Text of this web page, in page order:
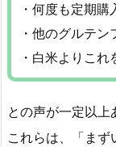
・何度も定期購
・他のグルテ
・白米よりこれ
との声が一定以上
これらは、「まず